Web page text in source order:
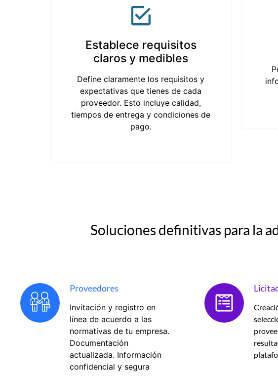
Establece requisitos
claros y medibles
Define claramente los requisitos y
expectativas que tienes de cada
proveedor. Esto incluye calidad,
tiempos de entrega y condiciones de
pago.
Soluciones definitivas para la
Proveedores
Invitación y registro en
línea de acuerdo a las
normativas de tu empresa.
Documentación
actualizada. Información
confidencial y segura